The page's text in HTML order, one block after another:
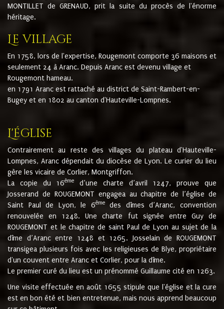
MONTILLET de GRENAUD, prit la suite du procès de l'énorme
héritage.
Le village
En 1758, lors de l'expertise, Rougemont comporte 36 maisons et
seulement 24 à Aranc. Depuis Aranc est devenu village et
Rougemont hameau.
en 1791 Aranc est rattaché au district de Saint-Rambert-en-
Bugey et en 1802 au canton d'Hauteville-Lompnes.
L'église
Contrairement au reste des villages du plateau d'Hauteville-
Lompnes, Aranc dépendait du diocèse de Lyon. Le curier du lieu
gère les vicaire de Corlier, Montgriffon.
La copie du 16ème
d’une charte d’avril 1247, prouve que
Josserand de ROUGEMONT engagea au chapitre de l’église de
Saint Paul de Lyon, le 6èmedes dîmes d’Aranc, convention
renouvelée en 1248. Une charte fut signée entre Guy de
ROUGEMONT et le chapitre de saint Paul de Lyon au sujet de la
dîme d’Aranc entre 1248 et 1265. Josselain de ROUGEMONT
transigea plusieurs fois avec les religieuses de Blye, propriétaire
d'un couvent entre Aranc et Corlier, pour la dîme.
Le premier curé du lieu est un prénommé Guillaume cité en 1263.
Une visite effectuée en août 1655 stipule que l'église et la cure
est en bon été et bien entretenue, mais nous apprend beaucoup